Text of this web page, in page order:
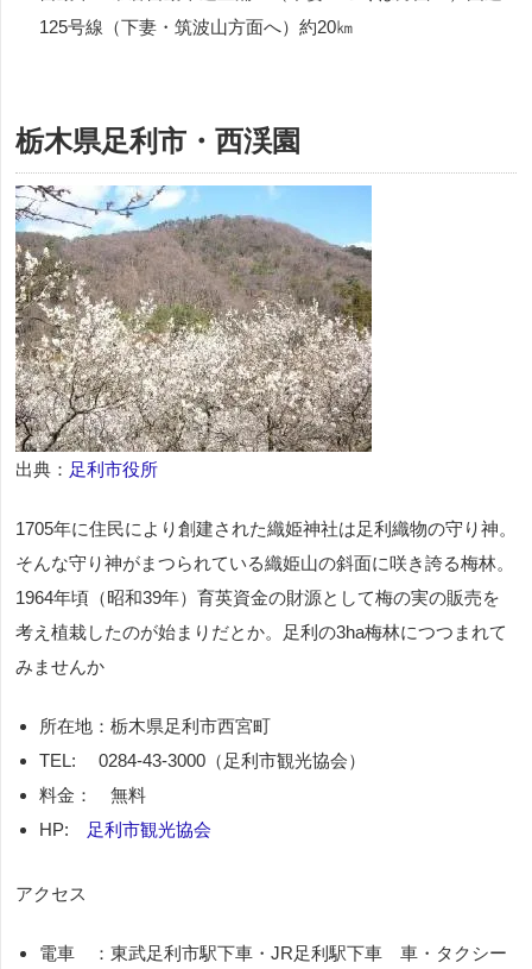
125号線（下妻・筑波山方面へ）約20㎞
栃木県足利市・西渓園
出典： 足利市役所
1705年に住民により創建された織姫神社は足利織物の守り神。
そんな守り神がまつられている織姫山の斜面に咲き誇る梅林。
1964年頃（昭和39年）育英資金の財源として梅の実の販売を
考え植栽したのが始まりだとか。足利の3ha梅林につつまれて
みませんか
所在地：栃木県足利市西宮町
TEL: 0284-43-3000（足利市観光協会）
料金： 無料
HP:
足利市観光協会
アクセス
電車 ：東武足利市駅下車・ JR足利駅下車 車・タクシー